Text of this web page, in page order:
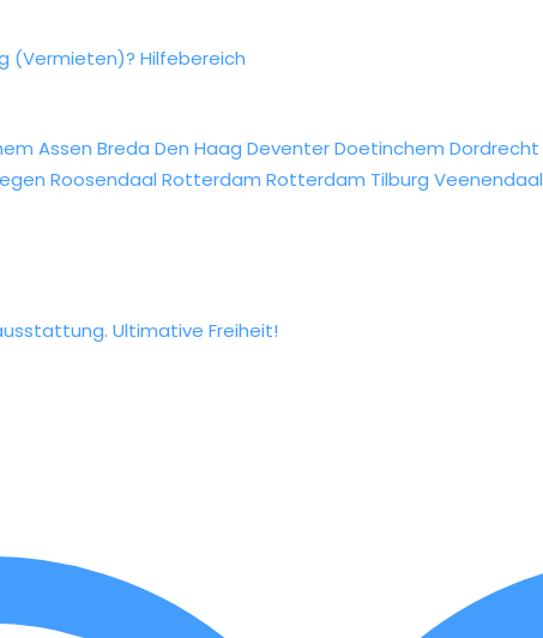
(Vermieten)? Hilfebereich
Assen Breda Den Haag DeventerDoetinchem Dordrecht
Roosendaal Rotterdam Rotterdam Tilburg Veenendaal
Ultimative Freiheit!